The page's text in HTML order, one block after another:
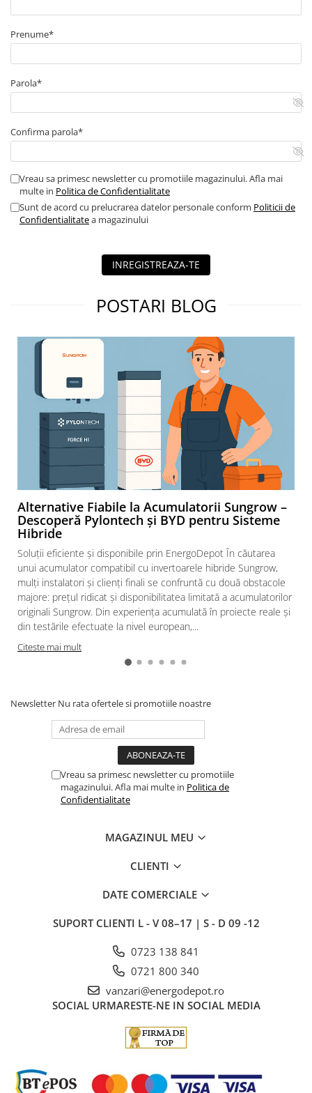
Prenume*
Parola*
Confirma parola*
Vreau sa primesc newsletter cu promotiile magazinului. Afla mai
multe in Politica de Confidentialitate
Sunt de acord cu prelucrarea datelor personale conform Politicii de
Confidentialitatea magazinului
INREGISTREAZA-TE
POSTARI BLOG
Alternative Fiabile la Acumulatorii Sungrow –
Descoperă Pylontech și BYD pentru Sisteme
Hibride
Soluții eficiente și disponibile prin EnergoDepot În căutarea
unui acumulator compatibil cu invertoarele hibride Sungrow,
mulți instalatori și clienți finali se confruntă cu două obstacole
majore: prețul ridicat și disponibilitatea limitată a acumulatorilor
originali Sungrow. Din experiența acumulată în proiecte reale și
din testările efectuate la nivel european,...
Citeste mai mult
Newsletter Nu rata ofertele si promotiile noastre
Vreau sa primesc newsletter cu promotiile
magazinului. Afla mai multe in Politica de
Confidentialitate
MAGAZINUL MEU
CLIENTI
DATE COMERCIALE
SUPORT CLIENTI L - V 08–17 | S - D 09 -12
0723 138 841
0721 800 340
vanzari@energodepot.ro
SOCIAL URMARESTE-NE IN SOCIAL MEDIA